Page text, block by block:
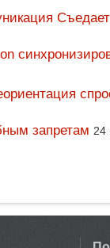
запретам 24